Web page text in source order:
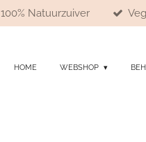
100% Natuurzuiver
HOME WEBSHOP